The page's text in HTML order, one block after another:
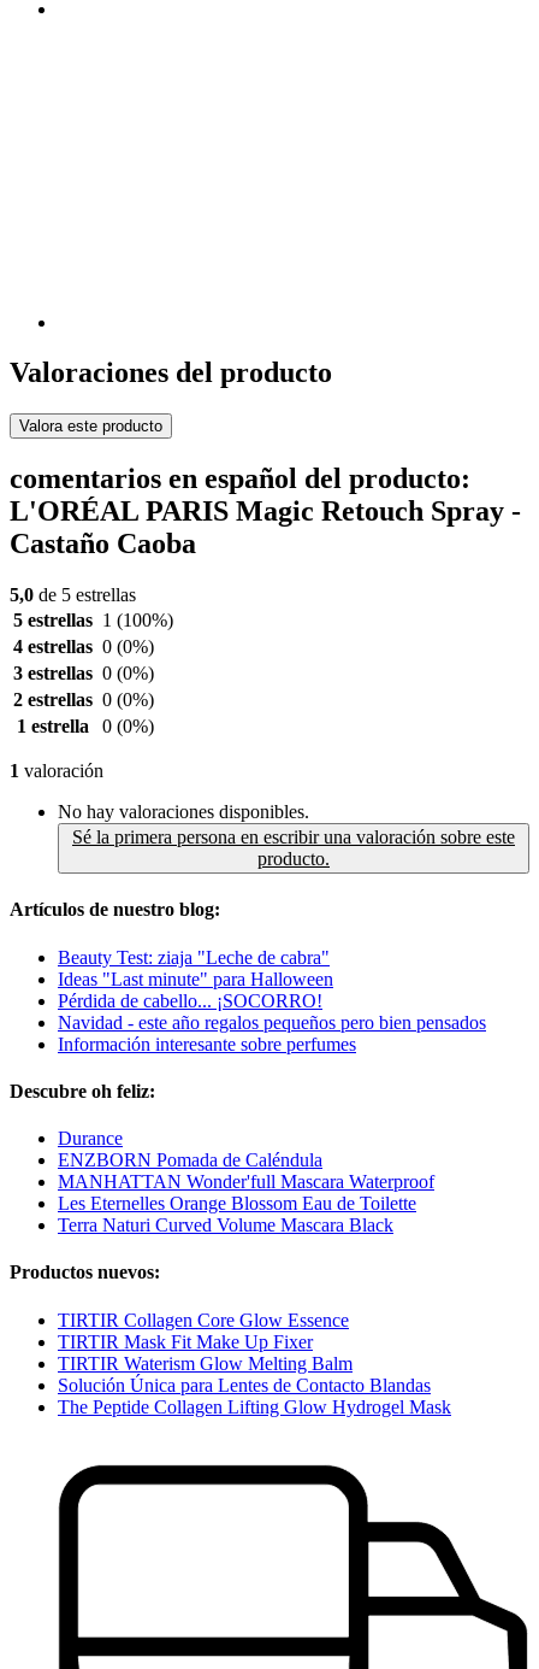
Valoraciones del producto
Valora este producto
comentarios en español del producto:
L'ORÉAL PARIS Magic Retouch Spray -
Castaño Caoba
5,0 de 5 estrellas
5 estrellas 1 (100%)
4 estrellas 0 (0%)
3 estrellas 0 (0%)
2 estrellas 0 (0%)
1 estrella
0 (0%)
1 valoración
No hay valoraciones disponibles.
Sé la primera persona en escribir una valoración sobre este
producto.
Artículos de nuestro blog:
Beauty Test: ziaja "Leche de cabra"
Ideas "Last minute" para Halloween
Pérdida de cabello... ¡SOCORRO!
Navidad - este año regalos pequeños pero bien pensados
Información interesante sobre perfumes
Descubre oh feliz:
Durance
ENZBORN Pomada de Caléndula
MANHATTAN Wonder'full Mascara Waterproof
Les Eternelles Orange Blossom Eau de Toilette
Terra Naturi Curved Volume Mascara Black
Productos nuevos:
TIRTIR Collagen Core Glow Essence
TIRTIR Mask Fit Make Up Fixer
TIRTIR Waterism Glow Melting Balm
Solución Única para Lentes de Contacto Blandas
The Peptide Collagen Lifting Glow Hydrogel Mask